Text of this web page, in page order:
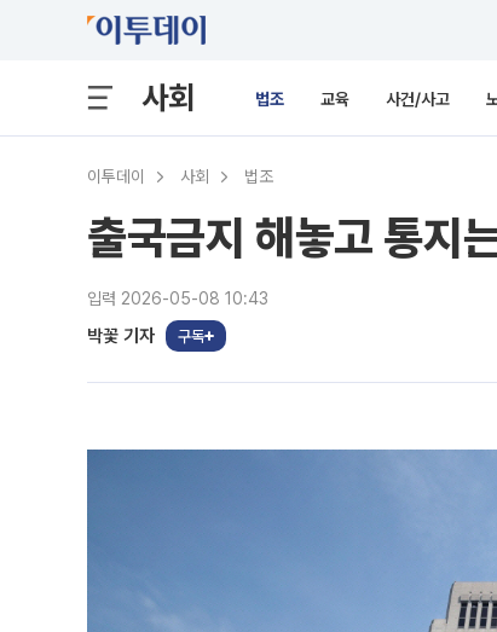
사회 법조 교육 사건/사고
이투데이 사회 법조
출국금지 해놓고 통지
입력 2026-05-08 10:43
박꽃 기자 구독